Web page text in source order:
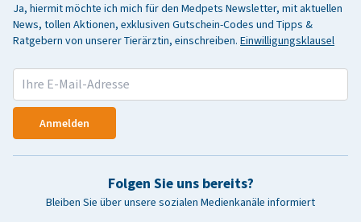
Ja, hiermit möchte ich mich für den Medpets Newsletter, mit aktuellen
News, tollen Aktionen, exklusiven Gutschein-Codes und Tipps &
Ratgebern von unserer Tierärztin, einschreiben. Einwilligungsklausel
Anmelden
Folgen Sie uns bereits?
Bleiben Sie über unsere sozialen Medienkanäle informiert